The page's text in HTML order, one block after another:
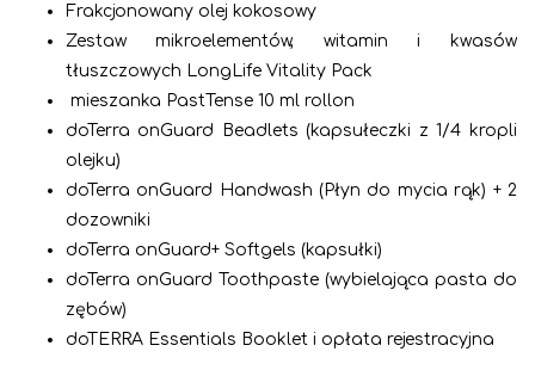
Frakcjonowany olej kokosowy
Zestaw mikroelementów, witamin i kwasów
tłuszczowych LongLife Vitality Pack
mieszanka PastTense 10 ml rollon
doTerra onGuard Beadlets (kapsułeczki z 1/4 kropli
olejku)
doTerra onGuard Handwash (Płyn do mycia rąk) + 2
dozowniki
doTerra onGuard+ Softgels (kapsułki)
doTerra onGuard Toothpaste (wybielająca pasta do
zębów)
doTERRA Essentials Booklet i opłata rejestracyjna